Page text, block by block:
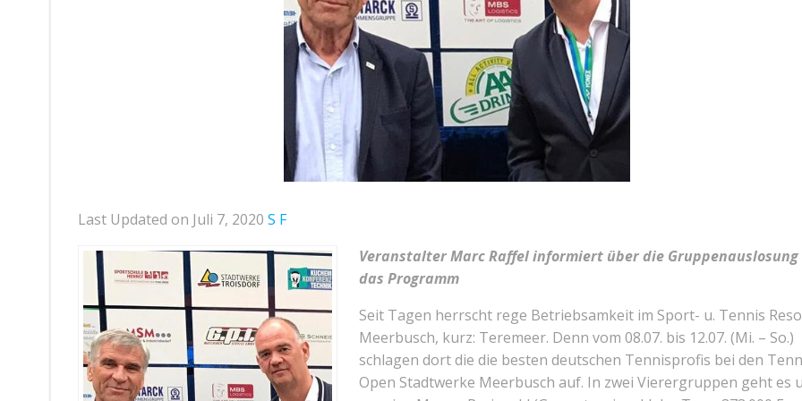
Last Updated on Juli 7, 2020 S F
Veranstalter Marc Raffel informiert über die
das Programm
Seit Tagen herrscht rege Betriebsamkeit im Sport- u. Tennis
Meerbusch, kurz: Teremeer. Denn vom 08.07. bis 12.07. (Mi. – So.)
schlagen dort die die besten deutschen Tennisprofis bei den
Open Stadtwerke Meerbusch auf. In zwei Vierergruppen geht es